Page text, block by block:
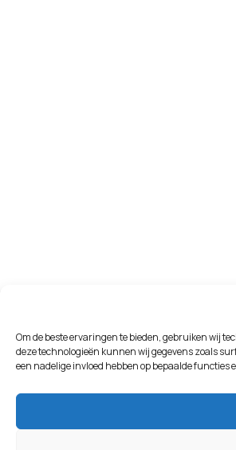
Om de beste ervaringen te bieden, gebruiken wij
deze technologieën kunnen wij gegevens zoals
een nadelige invloed hebben op bepaalde functies